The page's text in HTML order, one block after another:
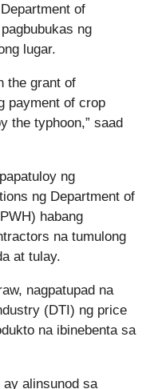
of
ng
lugar.
the grant of
payment of crop
the typhoon,” saad
ng
ng Department of
habang
na tumulong
at tulay.
nagpatupad na
(DTI) ng price
na ibinebenta sa
ay alinsunod sa